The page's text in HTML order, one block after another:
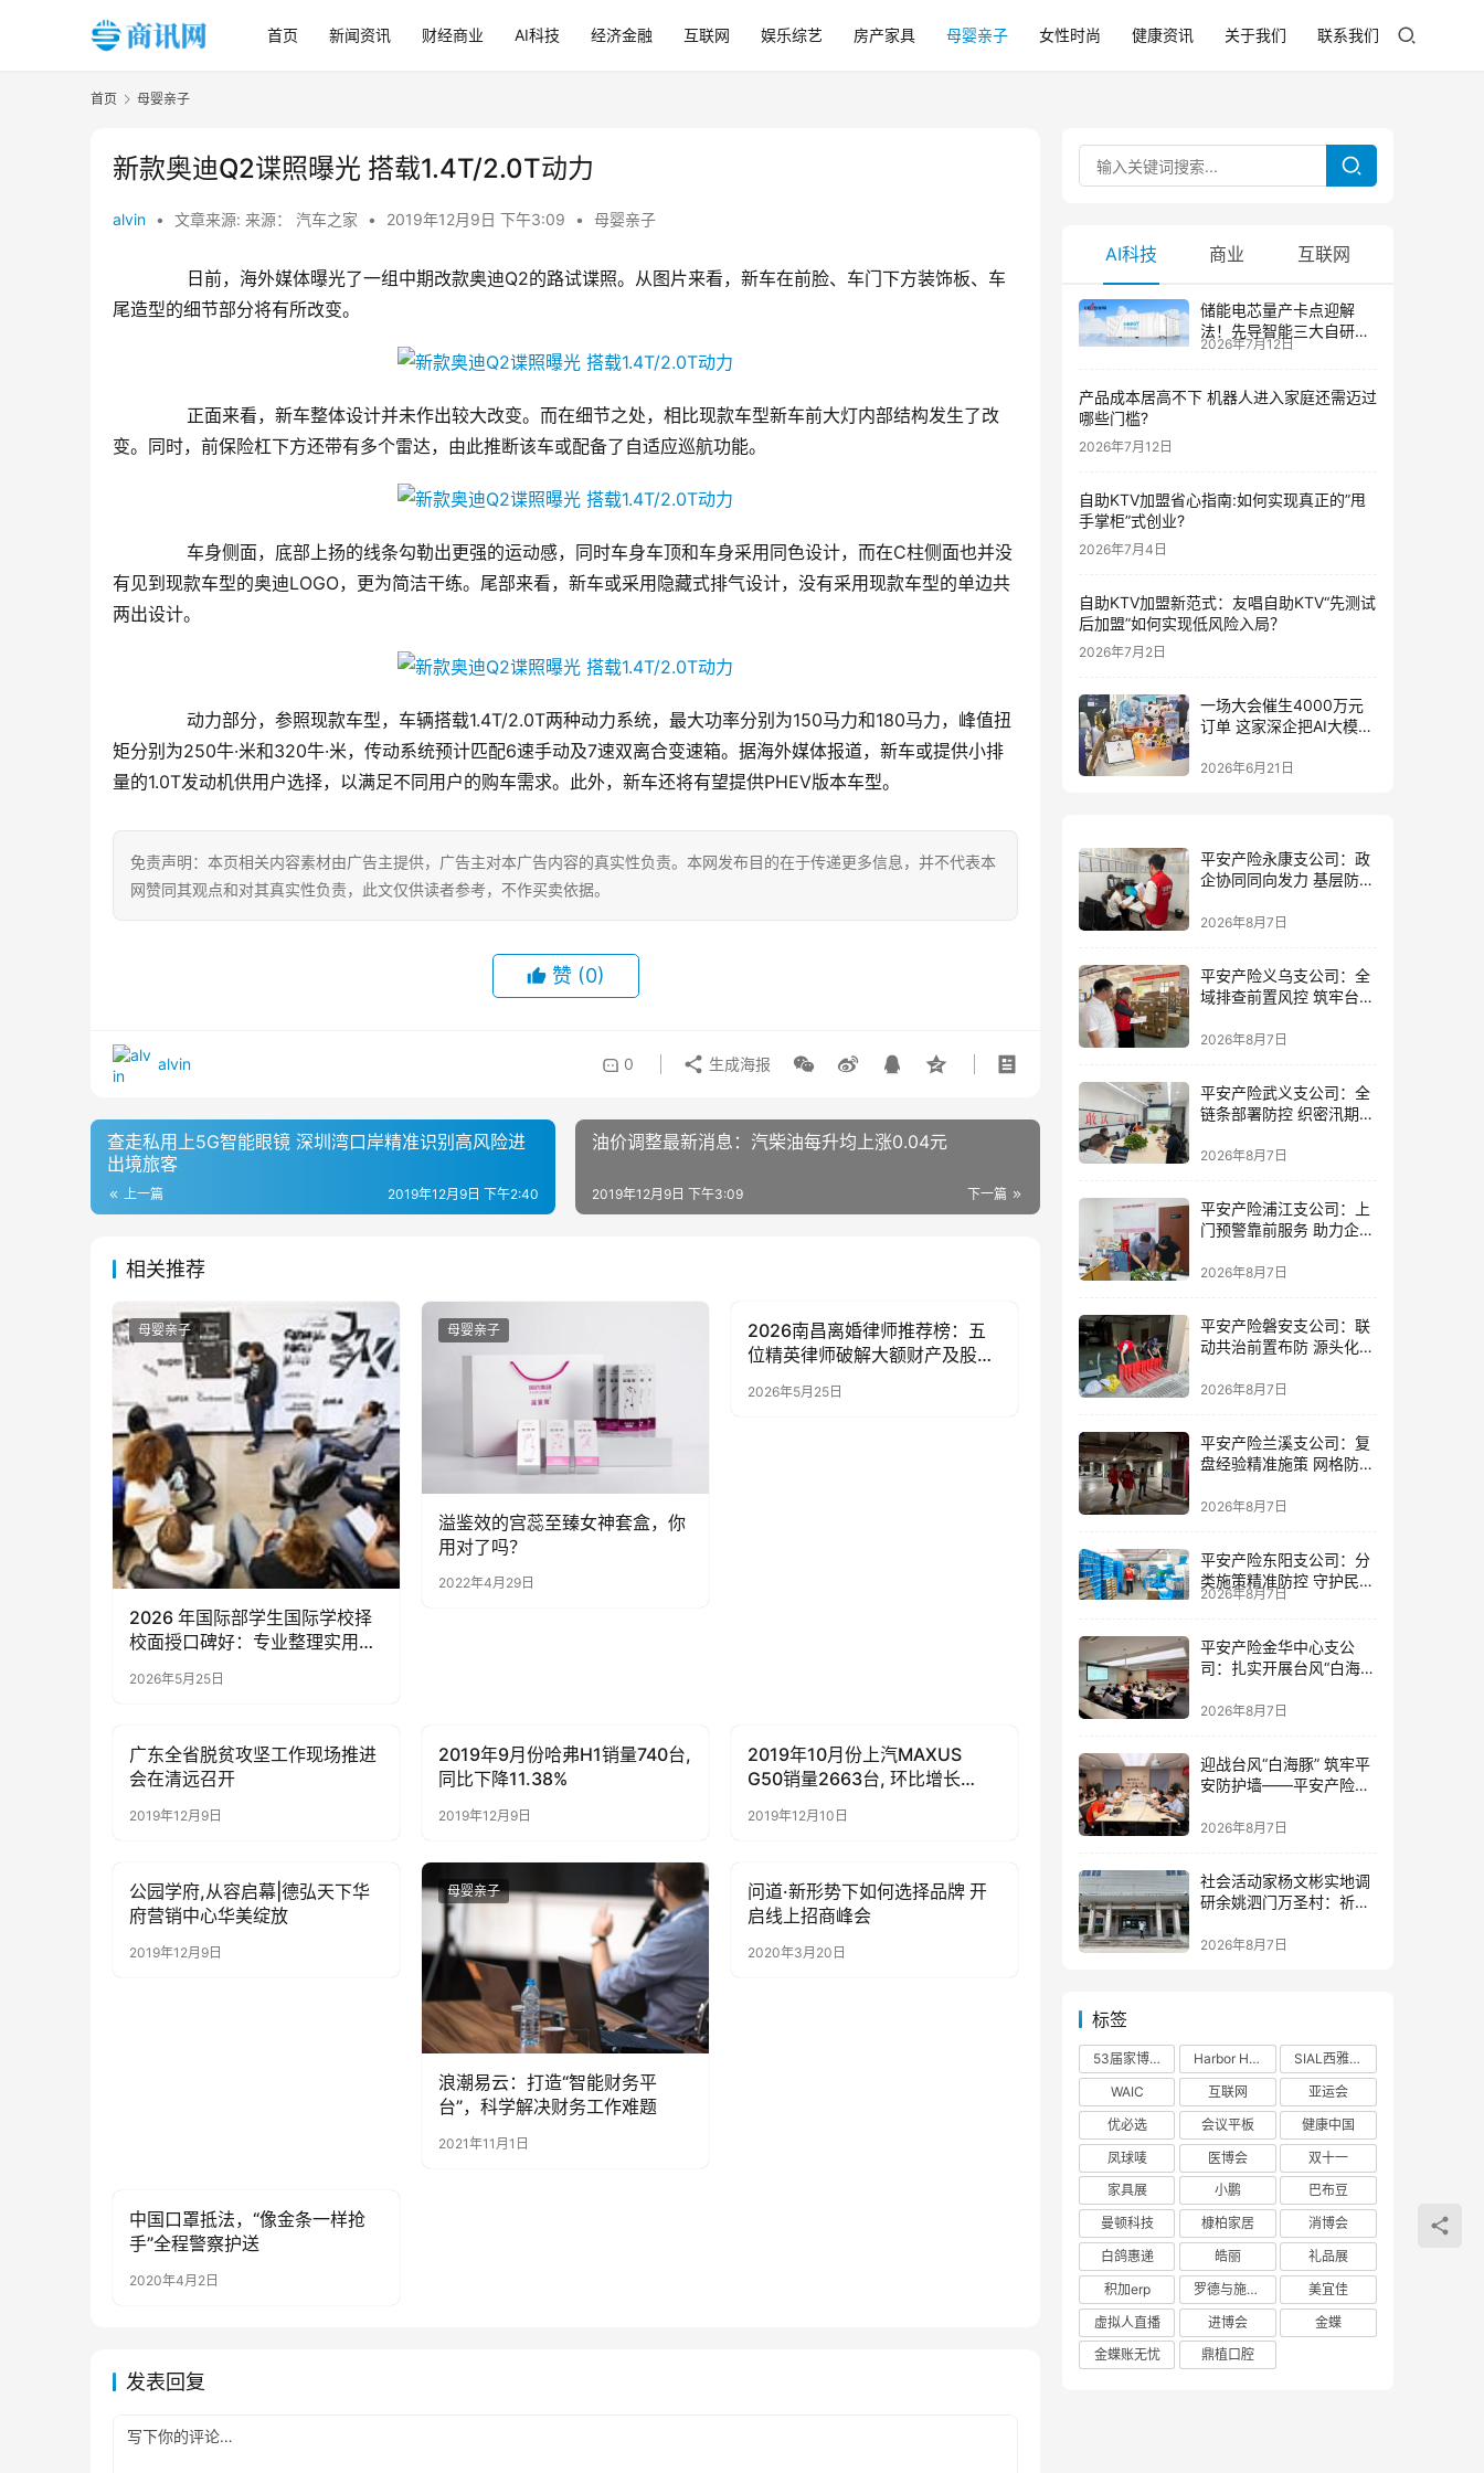
首页 新闻资讯 财经商业 AI科技 经济金融 互联网 娱乐综艺 房产家具 母婴亲子 女性时尚 健康资讯 关于我们 联系我们
首页 母婴亲子
新款奥迪Q2谍照曝光 搭载1.4T/2.0T动力
alvin • 文章来源: 来源： 汽车之家 • 2019年12月9日 下午3:09 • 母婴亲子
日前，海外媒体曝光了一组中期改款奥迪Q2的路试谍照。从图片来看，新车在前脸、车门下方装饰板、车
尾造型的细节部分将有所改变。
正面来看，新车整体设计并未作出较大改变。而在细节之处，相比现款车型新车前大灯内部结构发生了改
变。同时，前保险杠下方还带有多个雷达，由此推断该车或配备了自适应巡航功能。
车身侧面，底部上扬的线条勾勒出更强的运动感，同时车身车顶和车身采用同色设计，而在C柱侧面也并没
有见到现款车型的奥迪LOGO，更为简洁干练。尾部来看，新车或采用隐藏式排气设计，没有采用现款车型的单边共
两出设计。
动力部分，参照现款车型，车辆搭载1.4T/2.0T两种动力系统，最大功率分别为150马力和180马力，峰值扭
矩分别为250牛·米和320牛·米，传动系统预计匹配6速手动及7速双离合变速箱。据海外媒体报道，新车或提供小排
量的1.0T发动机供用户选择，以满足不同用户的购车需求。此外，新车还将有望提供PHEV版本车型。
免责声明：本页相关内容素材由广告主提供，广告主对本广告内容的真实性负责。本网发布目的在于传递更多信息，并不代表本
网赞同其观点和对其真实性负责，此文仅供读者参考，不作买卖依据。
赞 (0)
alvin 0 生成海报
查走私用上5G智能眼镜 深圳湾口岸精准识别高风险进
出境旅客
上一篇 2019年12月9日 下午2:40
油价调整最新消息：汽柴油每升均上涨0.04元
下一篇
2019年12月9日 下午3:09
相关推荐
母婴亲子
2026 年国际部学生国际学校择
校面授口碑好：专业整理实用指
南参考
2026年5月25日
母婴亲子
溢鉴效的宫蕊至臻女神套盒，你
用对了吗？
2022年4月29日
母婴亲子
2026南昌离婚律师推荐榜：五
位精英律师破解大额财产及股权
分割、涉外离婚难题，守护您的
财产与尊严
2026年5月25日
母婴亲子
广东全省脱贫攻坚工作现场推进
会在清远召开
2019年12月9日
母婴亲子
2019年9月份哈弗H1销量740台,
同比下降11.38%
2019年12月9日
母婴亲子
2019年10月份上汽MAXUS
G50销量2663台, 环比增长
2019年12月10日
母婴亲子
公园学府,从容启幕|德弘天下华
府营销中心华美绽放
2019年12月9日
母婴亲子
浪潮易云：打造“智能财务平
台”，科学解决财务工作难题
2021年11月1日
母婴亲子
问道·新形势下如何选择品牌 开
启线上招商峰会
2020年3月20日
母婴亲子
中国口罩抵法，“像金条一样抢
手”全程警察护送
2020年4月2日
发表回复
AI科技 商业 互联网
储能电芯量产卡点迎解
法！先导智能三大自研技
术攻克大尺寸制芯难题
2026年7月12日
产品成本居高不下 机器人进入家庭还需迈过
哪些门槛?
2026年7月12日
自助KTV加盟省心指南:如何实现真正的”甩
手掌柜”式创业?
2026年7月4日
自助KTV加盟新范式：友唱自助KTV“先测试
后加盟”如何实现低风险入局？
2026年7月2日
一场大会催生4000万元
订单 这家深企把AI大模型
2026年6月21日
平安产险永康支公司：政
企协同同向发力 基层防控
2026年8月7日
平安产险义乌支公司：全
域排查前置风控 筑牢台风
2026年8月7日
平安产险武义支公司：全
链条部署防控 织密汛期安
2026年8月7日
平安产险浦江支公司：上
门预警靠前服务 助力企业
2026年8月7日
平安产险磐安支公司：联
动共治前置布防 源头化解
2026年8月7日
平安产险兰溪支公司：复
盘经验精准施策 网格防控
2026年8月7日
平安产险东阳支公司：分
类施策精准防控 守护民生
民企安全
2026年8月7日
平安产险金华中心支公
司：扎实开展台风“白海
2026年8月7日
迎战台风“白海豚” 筑牢平
安防护墙——平安产险金
风防御工作
2026年8月7日
社会活动家杨文彬实地调
研余姚泗门万圣村：祈盼
真正有获得感
2026年8月7日
标签
53届家博会 Harbor House
SIAL西雅展
WAIC
互联网
亚运会
优必选
会议平板
健康中国
凤球唛
医博会
双十一
家具展
小鹏
巴布豆
曼顿科技
槺柏家居
消博会
白鸽惠递
皓丽
礼品展
积加erp
罗德与施瓦茨
美宜佳
虚拟人直播
进博会
金蝶
金蝶账无忧
鼎植口腔